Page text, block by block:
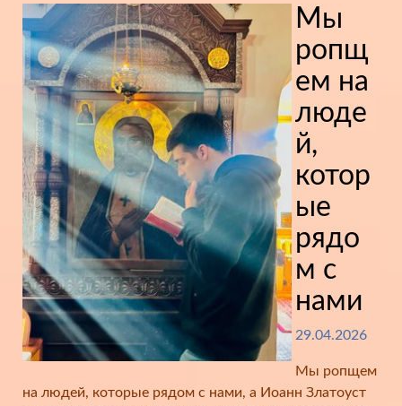
Мы
ропщ
ем на
люде
й,
котор
ые
рядо
м с
нами
29.04.2026
Мы ропщем
на людей, которые рядом с нами, а Иоанн Златоуст